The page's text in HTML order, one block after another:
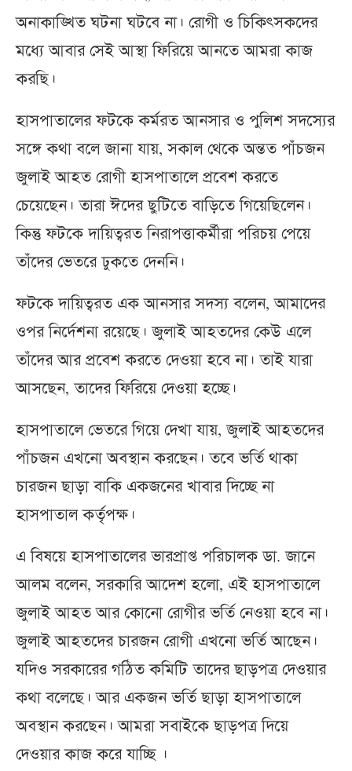
অনাকাঙ্খিত ঘটনা ঘটবে না। রোগী ও চিকিৎসকদের
মধ্যে আবার সেই আস্থা ফিরিয়ে আনতে আমরা কাজ
করছি।
হাসপাতালের ফটকে কর্মরত আনসার ও পুলিশ সদস্যের
সঙ্গে কথা বলে জানা যায়, সকাল থেকে অন্তত পাঁচজন
জুলাই আহত রোগী হাসপাতালে প্রবেশ করতে
চেয়েছেন। তারা ঈদের ছুটিতে বাড়িতে গিয়েছিলেন।
কিন্তু ফটকে দায়িত্বরত নিরাপত্তাকর্মীরা পরিচয় পেয়ে
তাঁদের ভেতরে ঢুকতে দেননি।
ফটকে দায়িত্বরত এক আনসার সদস্য বলেন, আমাদের
ওপর নির্দেশনা রয়েছে। জুলাই আহতদের কেউ এলে
তাঁদের আর প্রবেশ করতে দেওয়া হবে না। তাই যারা
আসছেন, তাদের ফিরিয়ে দেওয়া হচ্ছে।
হাসপাতালে ভেতরে গিয়ে দেখা যায়, জুলাই আহতদের
পাঁচজন এখনো অবস্থান করছেন। তবে ভর্তি থাকা
চারজন ছাড়া বাকি একজনের খাবার দিচ্ছে না
হাসপাতাল কর্তৃপক্ষ।
এ বিষয়ে হাসপাতালের ভারপ্রাপ্ত পরিচালক ডা. জানে
আলম বলেন, সরকারি আদেশ হলো, এই হাসপাতালে
জুলাই আহত আর কোনো রোগীর ভর্তি নেওয়া হবে না।
জুলাই আহতদের চারজন রোগী এখনো ভর্তি আছেন।
যদিও সরকারের গঠিত কমিটি তাদের ছাড়পত্র দেওয়ার
কথা বলেছে। আর একজন ভর্তি ছাড়া হাসপাতালে
অবস্থান করছেন। আমরা সবাইকে ছাড়পত্র দিয়ে
দেওয়ার কাজ করে যাচ্ছি ।